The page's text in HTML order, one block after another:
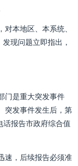
本地区、本系统、
现问题立即指出，
门是重大突发事件
突发事件发生后，第
话报告市政府综合值
速，后续报告必须准